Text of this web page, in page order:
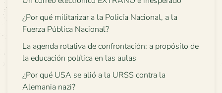
¿Por qué militarizar a la Policía Nacional, a la
Fuerza Pública Nacional?
La agenda rotativa de confrontación: a propósito de
la educación política en las aulas
¿Por qué USA se alió a la URSS contra la
Alemania nazi?